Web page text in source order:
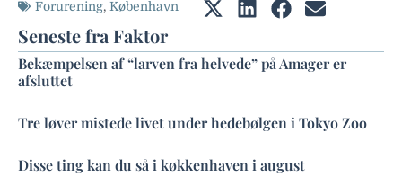
Forurening, København
Seneste fra Faktor
Bekæmpelsen af “larven fra helvede” på Amager er
afsluttet
Tre løver mistede livet under hedebølgen i Tokyo Zoo
Disse ting kan du så i køkkenhaven i august